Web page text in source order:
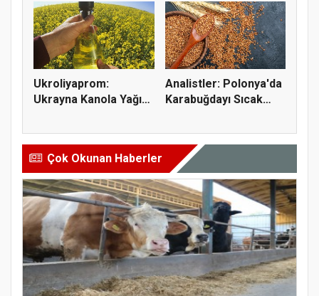
Ukroliyaprom:
Ukrayna Kanola Yağı
Analistler: Polonya'da
Karabuğdayı Sıcak
Çok Okunan Haberler